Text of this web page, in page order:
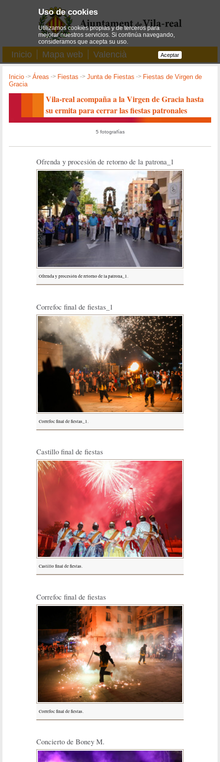
Inicio Mapa web Valencià
Inicio ->Áreas -> Fiestas ->Junta de Fiestas -> Fiestas de Virgen de
Gracia
Vila-real acompaña a la Virgen de Gracia hasta
su ermita para cerrar las fiestas patronales
5 fotografías
Ofrenda y procesión de retorno de la patrona_1
Ofrenda y procesión de retorno de la patrona_1.
Correfoc final de fiestas_1
Correfoc final de fiestas_1.
Castillo final de fiestas
Castillo final de fiestas.
Correfoc final de fiestas
Correfoc final de fiestas.
Concierto de Boney M.
Uso de cookies
Utilizamos cookies propias y de terceros para
mejorar nuestros servicios. Si continúa navegando,
consideramos que acepta su uso.
Aceptar